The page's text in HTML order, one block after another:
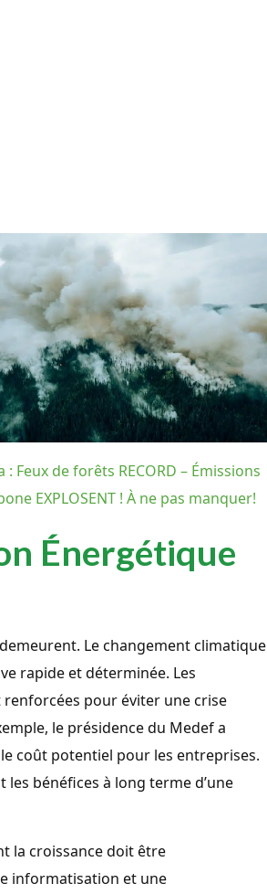
: Feux de forêts RECORD – Émissions
EXPLOSENT ! À ne pas manquer!
Énergétique
Le changement climatique
rapide et déterminée. Les
pour éviter une crise
le présidence du Medef a
coût potentiel pour les entreprises.
bénéfices à long terme d’une
la croissance doit être
informatisation et une